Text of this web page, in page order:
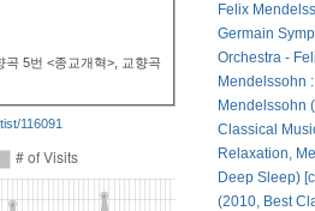
곡 5번 <종교개혁>, 교향곡
116091
Felix
Germain
Orchestra -
Mendelssohn
Mendelssohn
Classical
Relaxation,
Deep Sleep)
(2010, Best